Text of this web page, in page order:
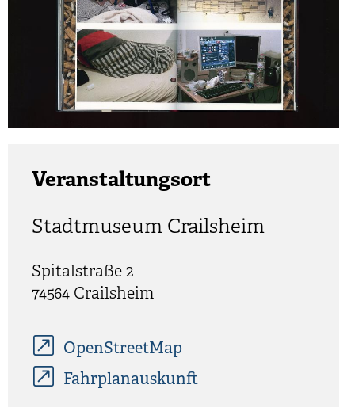
Veranstaltungsort
Stadtmuseum Crailsheim
Spitalstraße 2
74564 Crailsheim
OpenStreetMap
Fahrplanauskunft